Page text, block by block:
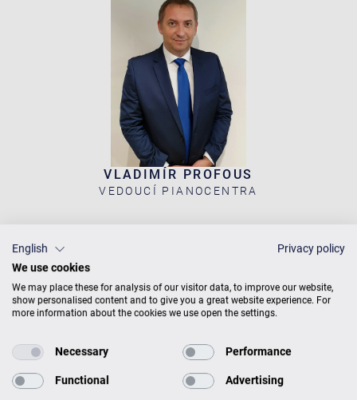
VLADIMÍR PROFOUS
VEDOUCÍ PIANOCENTRA
C. Bechstein Pianocentrum Praha
Kateřinská 40
120 00 Praha
+420 722 106 106
English
Privacy policy
We use cookies
We may place these for analysis of our visitor data, to improve our website,
show personalised content and to give you a great website experience. For
more information about the cookies we use open the settings.
Necessary Performance
Functional Advertising